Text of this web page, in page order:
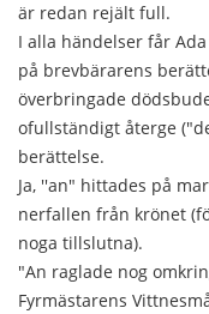
är redan rejält full.
I alla händelser får
på brevbärarens
överbringade
ofullständigt återge
berättelse.
Ja, ''an" hittades på
nerfallen från krönet
noga tillslutna).
"An raglade nog
Fyrmästarens